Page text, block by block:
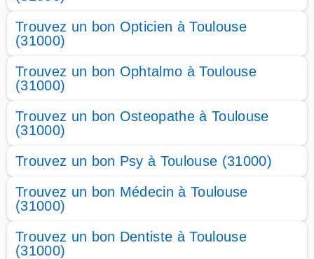
Trouvez un bon Opticien à Toulouse
(31000)
Trouvez un bon Ophtalmo à Toulouse
(31000)
Trouvez un bon Osteopathe à Toulouse
(31000)
Trouvez un bon Psy à Toulouse (31000)
Trouvez un bon Médecin à Toulouse
(31000)
Trouvez un bon Dentiste à Toulouse
(31000)